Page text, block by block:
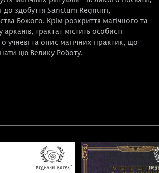
до здобуття Sanctum Regnum,
Божого. Крім розкриття магічного та
арканів, трактат містить особисті
учневі та опис магічних практик, що
цю Велику Роботу.